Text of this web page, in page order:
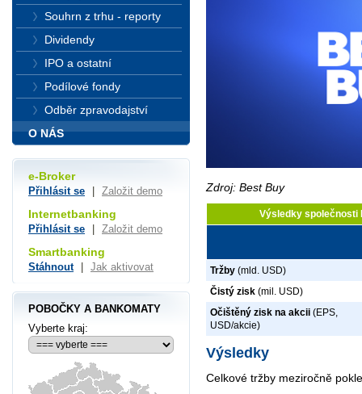
Zdroj: Best Buy
Výsledky společnosti
Tržby (mld. USD)
Čistý zisk (mil. USD)
Očištěný zisk na akcii (EPS,
USD/akcie)
Výsledky
Celkové tržby meziročně
Souhrn z trhu - reporty
Dividendy
IPO a ostatní
Podílové fondy
Odběr zpravodajství
O NÁS
e-Broker
Přihlásit se Založit demo
Internetbanking
Přihlásit se Založit demo
Smartbanking
Stáhnout Jak aktivovat
POBOČKY A BANKOMATY
Vyberte kraj: